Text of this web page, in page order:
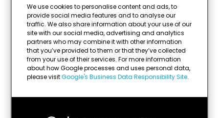
We use cookies to personalise content and ads, to
provide social media features and to analyse our
traffic. We also share information about your use of our
site with our social media, advertising and analytics
partners who may combine it with other information
that you’ve provided to them or that they’ve collected
from your use of their services. For more information
about how Google processes and uses personal data,
please visitGoogle's Business Data Responsibility Site.
Ansehen und personalisieren
Glas award mit Metallständer
1 Größe
97,30